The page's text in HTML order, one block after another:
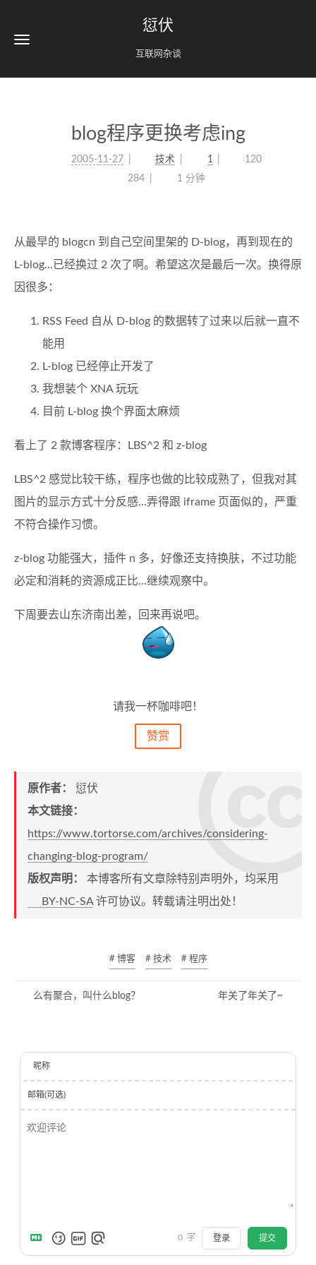
愆伏
互联网杂谈
blog程序更换考虑ing
2005-11-27 技术 1
120
284
1 分钟
从最早的 blogcn 到自己空间里架的 D-blog，再到现在的
L-blog...已经换过 2 次了啊。希望这次是最后一次。换得原
因很多：
RSS Feed 自从 D-blog 的数据转了过来以后就一直不
能用
L-blog 已经停止开发了
我想装个 XNA 玩玩
目前 L-blog 换个界面太麻烦
看上了 2 款博客程序：LBS^2 和 z-blog
LBS^2 感觉比较干练，程序也做的比较成熟了，但我对其
图片的显示方式十分反感...弄得跟 iframe 页面似的，严重
不符合操作习惯。
z-blog 功能强大，插件 n 多，好像还支持换肤，不过功能
必定和消耗的资源成正比...继续观察中。
下周要去山东济南出差，回来再说吧。
请我一杯咖啡吧！
赞赏
原作者： 愆伏
本文链接：
https://www.tortorse.com/archives/considering-
changing-blog-program/
版权声明： 本博客所有文章除特别声明外，均采用
BY-NC-SA许可协议。转载请注明出处！
# 博客 # 技术 # 程序
么有聚合，叫什么blog？ 年关了年关了~
昵称
邮箱(可选)
0 字 登录 提交